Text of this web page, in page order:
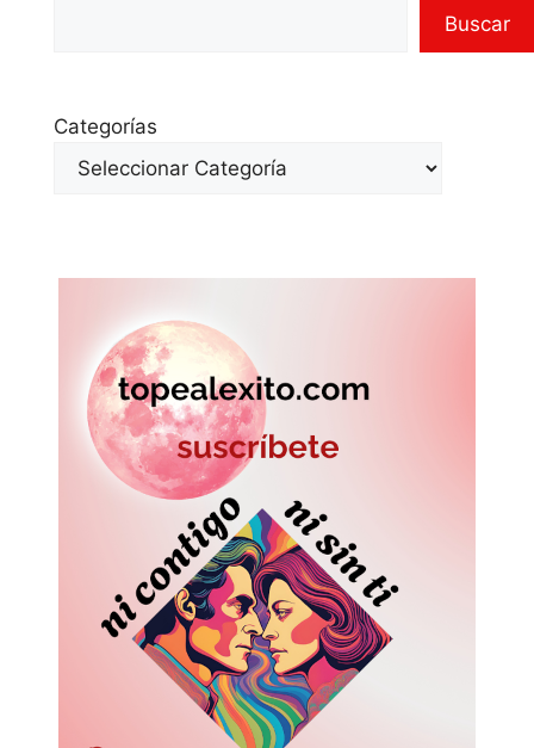
Buscar
Categorías